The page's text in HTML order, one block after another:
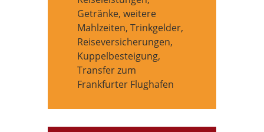
Getränke, weitere
Mahlzeiten, Trinkgelder,
Reiseversicherungen,
Kuppelbesteigung,
Transfer zum
Frankfurter Flughafen